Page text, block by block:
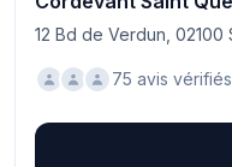
12 Bd de Verdun, 02100
75 avis vérifiés